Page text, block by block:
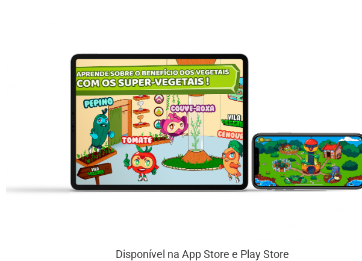
Disponível na App Store e Play Store